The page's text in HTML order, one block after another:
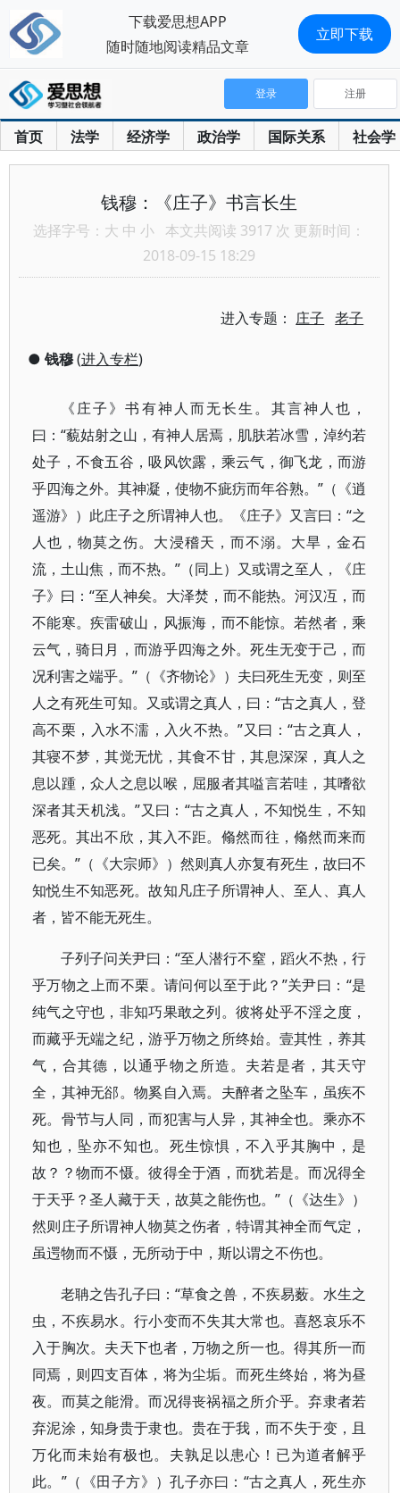
首页 法学 经济学 政治学 国际关系 社会学
登录 注册
钱穆：《庄子》书言长生
选择字号： 大 中 小 本文共阅读 3917 次 更新时间：
2018-09-15 18:29
进入专题： 庄子 老子
● 钱穆(进入专栏)
《庄子》书有神人而无长生。其言神人也，
曰：“藐姑射之山，有神人居焉，肌肤若冰雪，淖约若
处子，不食五谷，吸风饮露，乘云气，御飞龙，而游
乎四海之外。其神凝，使物不疵疠而年谷熟。”（《逍
遥游》）此庄子之所谓神人也。《庄子》又言曰：“之
人也，物莫之伤。大浸稽天，而不溺。大旱，金石
流，土山焦，而不热。”（同上）又或谓之至人，《庄
子》曰：“至人神矣。大泽焚，而不能热。河汉冱，而
不能寒。疾雷破山，风振海，而不能惊。若然者，乘
云气，骑日月，而游乎四海之外。死生无变于己，而
况利害之端乎。”（《齐物论》）夫曰死生无变，则至
人之有死生可知。又或谓之真人，曰：“古之真人，登
高不栗，入水不濡，入火不热。”又曰：“古之真人，
其寝不梦，其觉无忧，其食不甘，其息深深，真人之
息以踵，众人之息以喉，屈服者其嗌言若哇，其嗜欲
深者其天机浅。”又曰：“古之真人，不知悦生，不知
恶死。其出不欣，其入不距。翛然而往，翛然而来而
已矣。”（《大宗师》）然则真人亦复有死生，故曰不
知悦生不知恶死。故知凡庄子所谓神人、至人、真人
者，皆不能无死生。
子列子问关尹曰：“至人潜行不窒，蹈火不热，行
乎万物之上而不栗。请问何以至于此？”关尹曰：“是
纯气之守也，非知巧果敢之列。彼将处乎不淫之度，
而藏乎无端之纪，游乎万物之所终始。壹其性，养其
气，合其德，以通乎物之所造。夫若是者，其天守
全，其神无郤。物奚自入焉。夫醉者之坠车，虽疾不
死。骨节与人同，而犯害与人异，其神全也。乘亦不
知也，坠亦不知也。死生惊惧，不入乎其胸中，是
故？？物而不慑。彼得全于酒，而犹若是。而况得全
于天乎？圣人藏于天，故莫之能伤也。”（《达生》）
然则庄子所谓神人物莫之伤者，特谓其神全而气定，
虽遌物而不慑，无所动于中，斯以谓之不伤也。
老聃之告孔子曰：“草食之兽，不疾易薮。水生之
虫，不疾易水。行小变而不失其大常也。喜怒哀乐不
入于胸次。夫天下也者，万物之所一也。得其所一而
同焉，则四支百体，将为尘垢。而死生终始，将为昼
夜。而莫之能滑。而况得丧祸福之所介乎。弃隶者若
弃泥涂，知身贵于隶也。贵在于我，而不失于变，且
万化而未始有极也。夫孰足以患心！已为道者解乎
此。”（《田子方》）孔子亦曰：“古之真人，死生亦
下载爱思想APP
随时随地阅读精品文章
立即下载